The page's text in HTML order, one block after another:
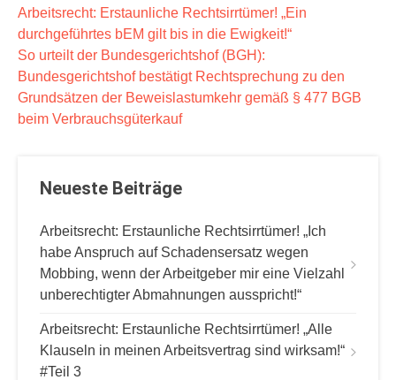
B
e
i
t
r
Arbeitsrecht: Erstaunliche Rechtsirrtümer! „Ein
durchgeführtes bEM gilt bis in die Ewigkeit!“
So urteilt der Bundesgerichtshof (BGH):
Bundesgerichtshof bestätigt Rechtsprechung zu den
Grundsätzen der Beweislastumkehr gemäß § 477 BGB
beim Verbrauchsgüterkauf
Neueste Beiträge
Arbeitsrecht: Erstaunliche Rechtsirrtümer! „Ich
habe Anspruch auf Schadensersatz wegen
Mobbing, wenn der Arbeitgeber mir eine Vielzahl
unberechtigter Abmahnungen ausspricht!“
Arbeitsrecht: Erstaunliche Rechtsirrtümer! „Alle
Klauseln in meinen Arbeitsvertrag sind wirksam!“
#Teil 3